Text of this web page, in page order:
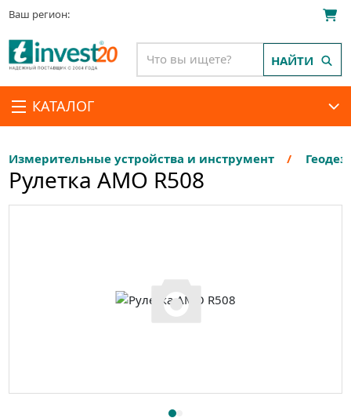
Ваш регион:
КАТАЛОГ
НАЙТИ
Измерительные устройства и инструмент
Рулетка AMO R508